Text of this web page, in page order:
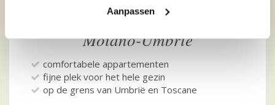
Aanpassen
Case Graziani
Moiano-Umbrië
comfortabele appartementen
fijne plek voor het hele gezin
op de grens van Umbrië en Toscane